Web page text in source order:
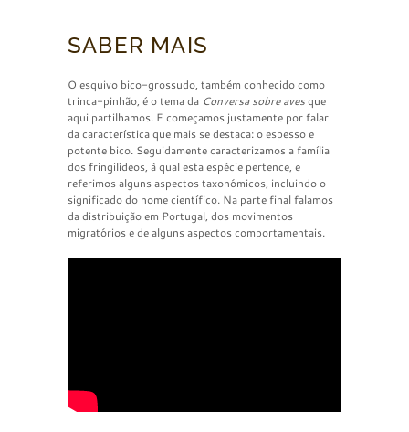
SABER MAIS
O esquivo bico-grossudo, também conhecido como
trinca-pinhão, é o tema da Conversa sobre avesque
aqui partilhamos. E começamos justamente por falar
da característica que mais se destaca: o espesso e
potente bico. Seguidamente caracterizamos a família
dos fringilídeos, à qual esta espécie pertence, e
referimos alguns aspectos taxonómicos, incluindo o
significado do nome científico. Na parte final falamos
da distribuição em Portugal, dos movimentos
migratórios e de alguns aspectos comportamentais.